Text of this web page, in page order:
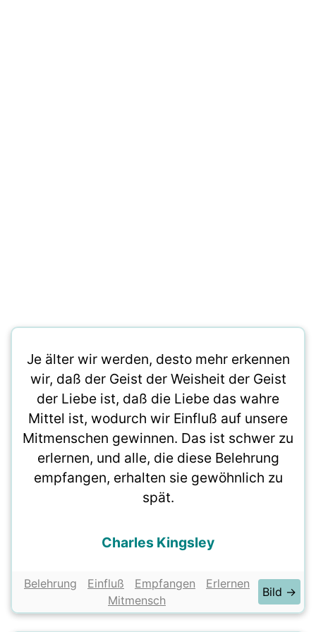
Je älter wir werden, desto mehr erkennen
wir, daß der Geist der Weisheit der Geist
der Liebe ist, daß die Liebe das wahre
Mittel ist, wodurch wir Einfluß auf unsere
Mitmenschen gewinnen. Das ist schwer zu
erlernen, und alle, die diese Belehrung
empfangen, erhalten sie gewöhnlich zu
spät.
Charles Kingsley
Belehrung Einfluß Empfangen
Erlernen
Mitmensch
Bild →